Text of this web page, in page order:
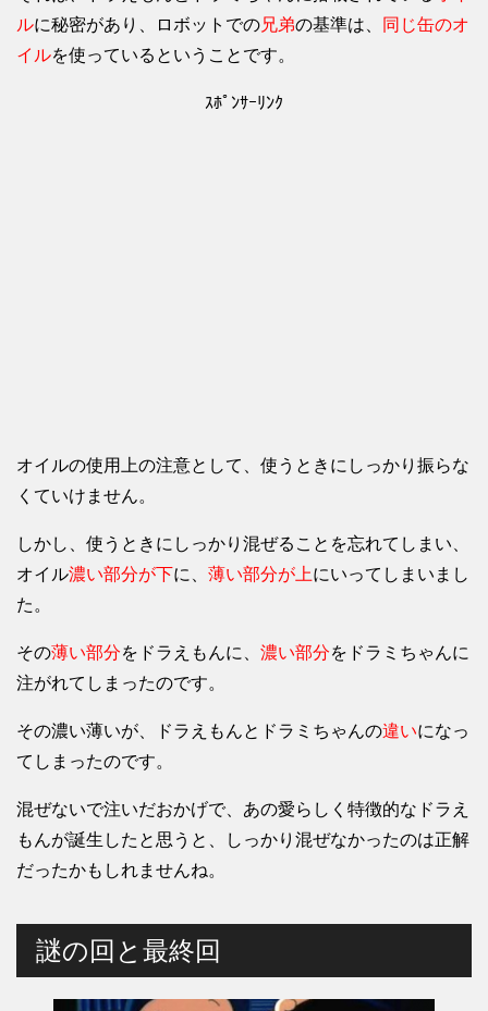
ルに秘密があり、ロボットでの兄弟の基準は、
同じ缶のオ
イルを使っているということです。
ｽﾎﾟﾝｻｰﾘﾝｸ
オイルの使用上の注意として、使うときにしっかり振らな
くていけません。
しかし、使うときにしっかり混ぜることを忘れてしまい、
オイル濃い部分が下に、 薄い部分が上にいってしまいまし
た。
その薄い部分をドラえもんに、 濃い部分をドラミちゃんに
注がれてしまったのです。
その濃い薄いが、ドラえもんとドラミちゃんの違いになっ
てしまったのです。
混ぜないで注いだおかげで、あの愛らしく特徴的なドラえ
もんが誕生したと思うと、しっかり混ぜなかったのは正解
だったかもしれませんね。
謎の回と最終回